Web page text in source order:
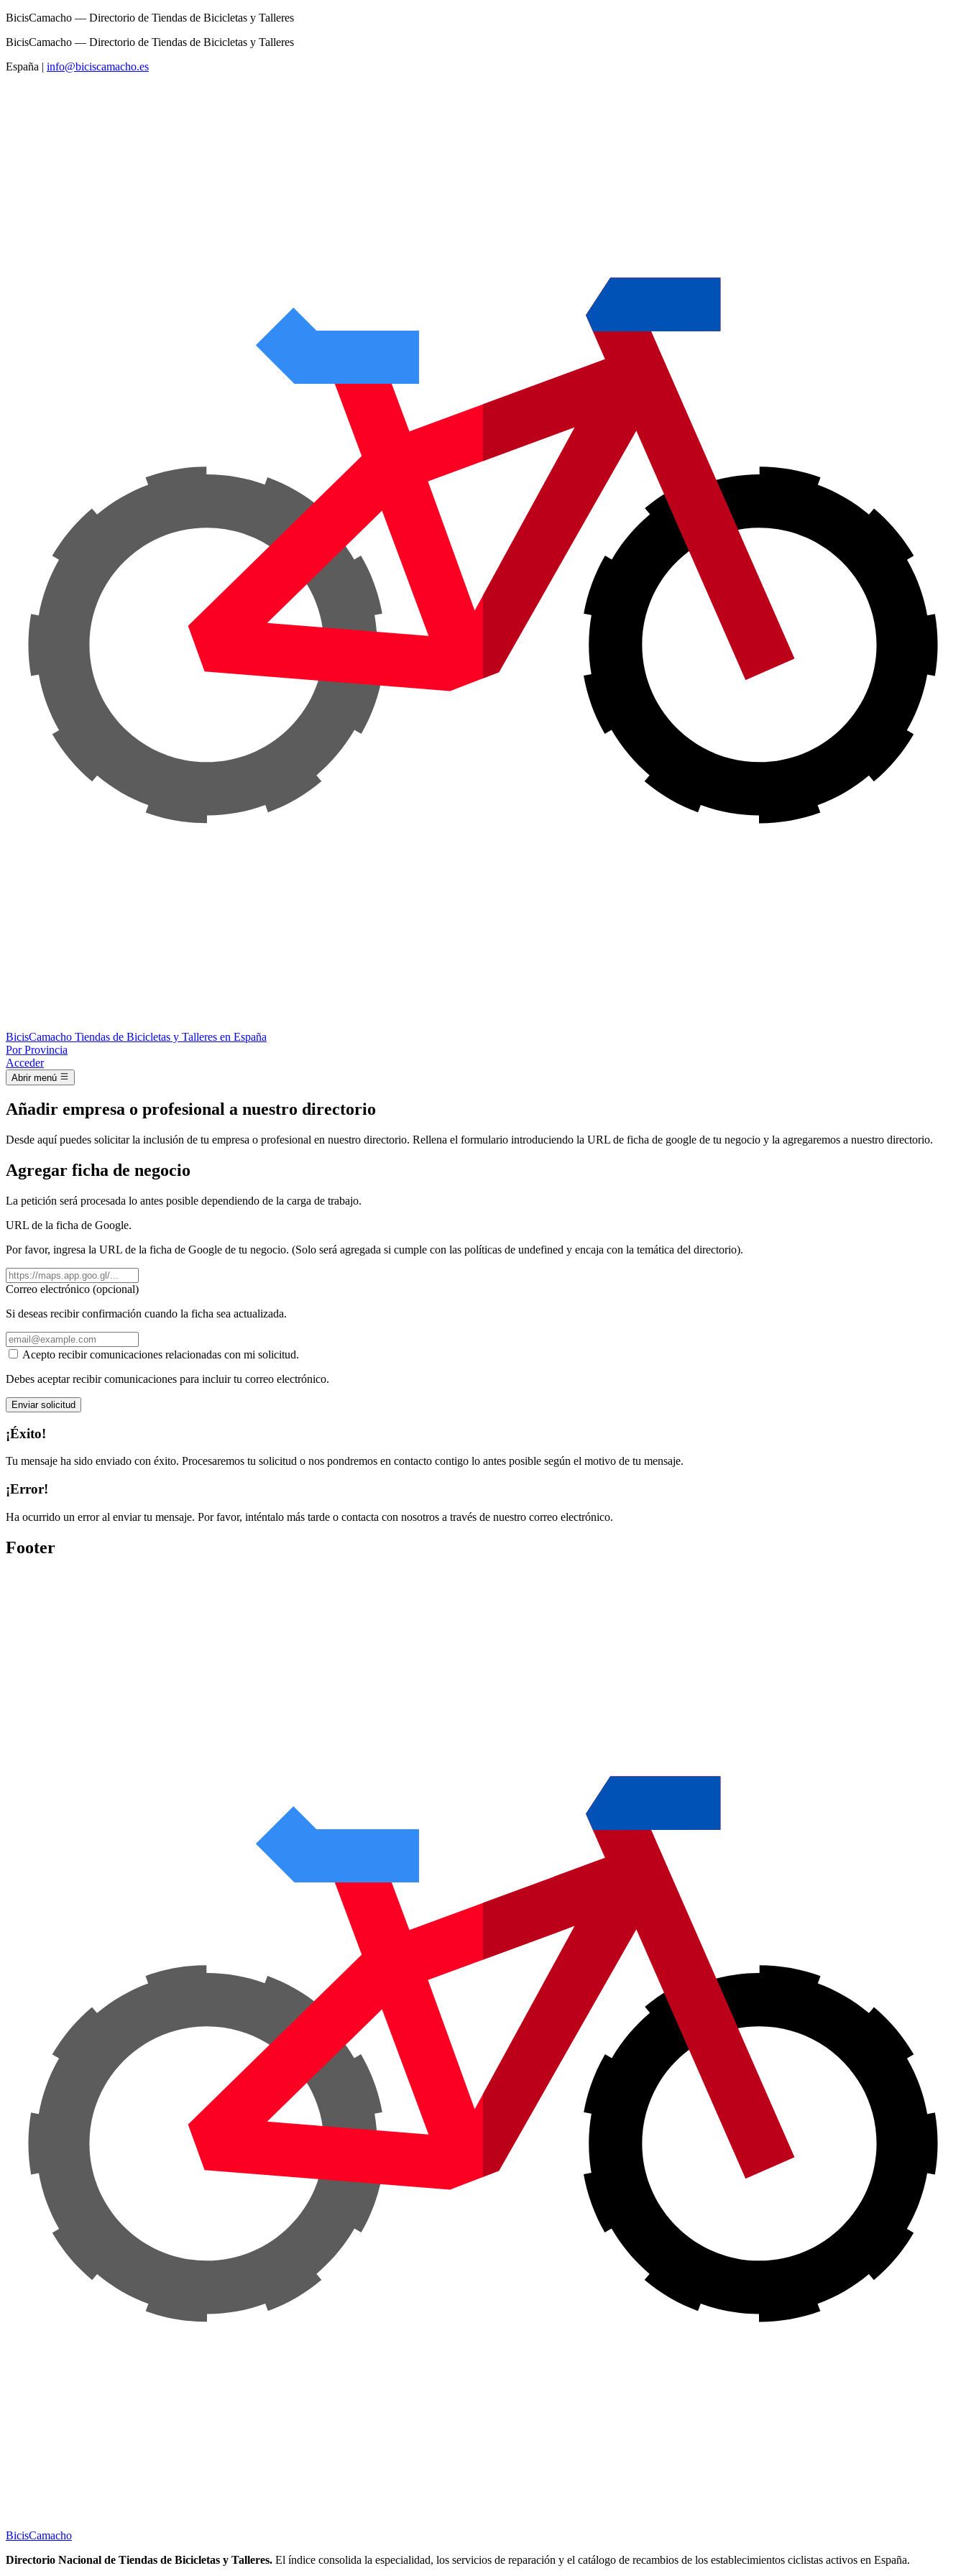
BicisCamacho — Directorio de Tiendas de Bicicletas y Talleres
BicisCamacho — Directorio de Tiendas de Bicicletas y Talleres
España | info@biciscamacho.es
BicisCamacho Tiendas de Bicicletas y Talleres en España
Por Provincia
Acceder
Abrir menú
Añadir empresa o profesional a nuestro directorio
Desde aquí puedes solicitar la inclusión de tu empresa o profesional en nuestro directorio. Rellena el formulario introduciendo la URL de ficha de google de tu negocio y la agregaremos a nuestro directorio.
Agregar ficha de negocio
La petición será procesada lo antes posible dependiendo de la carga de trabajo.
URL de la ficha de Google.
Por favor, ingresa la URL de la ficha de Google de tu negocio. (Solo será agregada si cumple con las políticas de undefined y encaja con la temática del directorio).
Correo electrónico (opcional)
Si deseas recibir confirmación cuando la ficha sea actualizada.
Acepto recibir comunicaciones relacionadas con mi solicitud.
Debes aceptar recibir comunicaciones para incluir tu correo electrónico.
Enviar solicitud
¡Éxito!
Tu mensaje ha sido enviado con éxito. Procesaremos tu solicitud o nos pondremos en contacto contigo lo antes posible según el motivo de tu mensaje.
¡Error!
Ha ocurrido un error al enviar tu mensaje. Por favor, inténtalo más tarde o contacta con nosotros a través de nuestro correo electrónico.
Footer
BicisCamacho
Directorio Nacional de Tiendas de Bicicletas y Talleres. El índice consolida la especialidad, los servicios de reparación y el catálogo de recambios de los establecimientos ciclistas activos en España.